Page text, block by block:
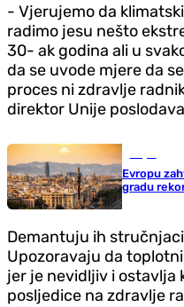
- Vjerujemo da
radimo jesu nešto
30- ak godina ali u
da se uvode mjere da
proces ni zdravlje
direktor Unije
Evropu
gradu
Demantuju ih
Upozoravaju da
jer je nevidljiv i ostavlja
posljedice na zdravlje